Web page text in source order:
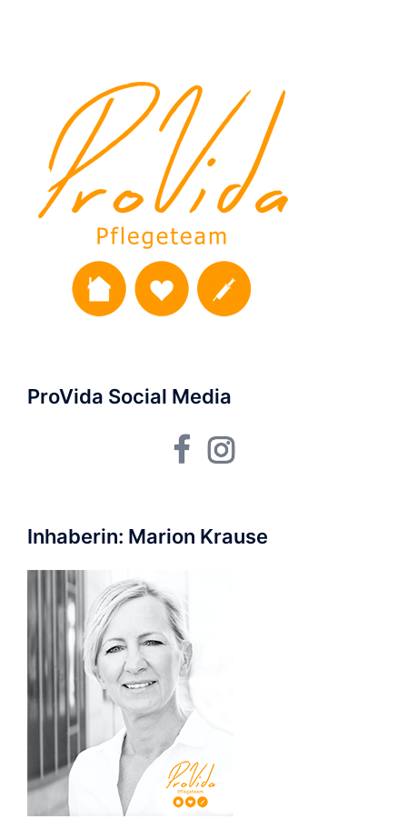
ProVida Social Media
FacebookInstagram
Inhaberin: Marion Krause